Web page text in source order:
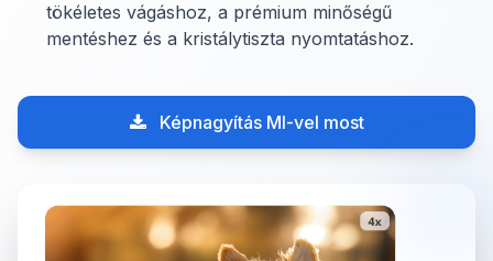
tökéletes vágáshoz, a prémium minőségű
mentéshez és a kristálytiszta nyomtatáshoz.
Képnagyítás MI-vel most